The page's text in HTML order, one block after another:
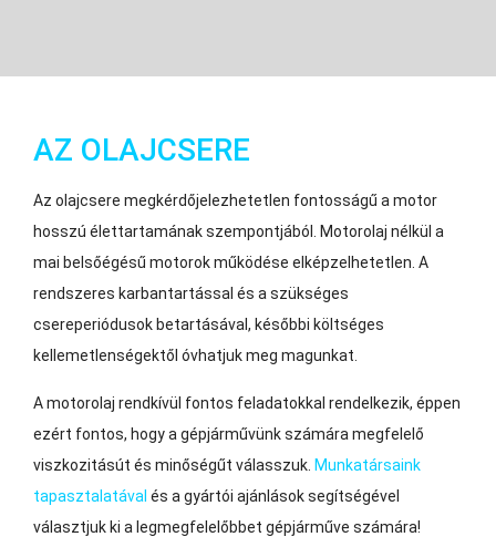
AZ OLAJCSERE
Az olajcsere megkérdőjelezhetetlen fontosságű a motor
hosszú élettartamának szempontjából. Motorolaj nélkül a
mai belsőégésű motorok működése elképzelhetetlen. A
rendszeres karbantartással és a szükséges
csereperiódusok betartásával, későbbi költséges
kellemetlenségektől óvhatjuk meg magunkat.
A motorolaj rendkívül fontos feladatokkal rendelkezik, éppen
ezért fontos, hogy a gépjárművünk számára megfelelő
viszkozitásút és minőségűt válasszuk. Munkatársaink
tapasztalatával és a gyártói ajánlások segítségével
választjuk ki a legmegfelelőbbet gépjárműve számára!